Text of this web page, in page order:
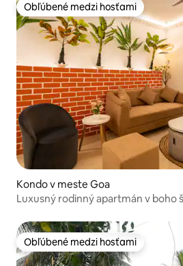
Obľúbené medzi hosťami
Obľúbené medzi hosťami
Kondo v meste Goa
Luxusný rodinný apartmán v boho
Obľúbené medzi hosťami
Obľúbené medzi hosťami